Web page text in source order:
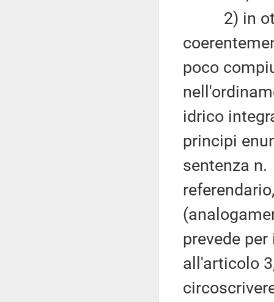
2) in
poco
idrico
principi
sentenza n.
prevede
all'articolo